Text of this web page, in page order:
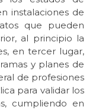
instalaciones de
que pueden
al principio la
en tercer lugar,
y planes de
de profesiones
para validar los
cumpliendo en